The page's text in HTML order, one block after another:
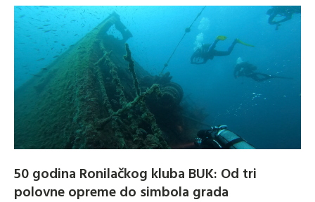
50 godina Ronilačkog kluba BUK: Od tri
polovne opreme do simbola grada